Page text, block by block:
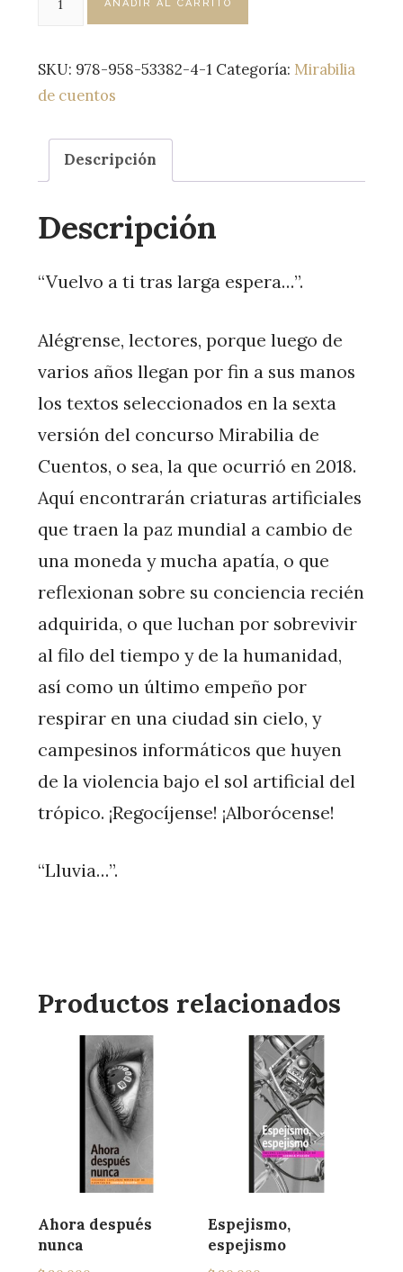
otros
lunes
AÑADIR AL CARRITO
SKU: 978-958-53382-4-1 Categoría: Mirabilia
de cuentos
Descripción
Descripción
“Vuelvo a ti tras larga espera…”.
Alégrense, lectores, porque luego de
varios años llegan por fin a sus manos
los textos seleccionados en la sexta
versión del concurso Mirabilia de
Cuentos, o sea, la que ocurrió en 2018.
Aquí encontrarán criaturas artificiales
que traen la paz mundial a cambio de
una moneda y mucha apatía, o que
reflexionan sobre su conciencia recién
adquirida, o que luchan por sobrevivir
al filo del tiempo y de la humanidad,
así como un último empeño por
respirar en una ciudad sin cielo, y
campesinos informáticos que huyen
de la violencia bajo el sol artificial del
trópico. ¡Regocíjense! ¡Alborócense!
“Lluvia…”.
Productos relacionados
Ahora después
nunca
Espejismo,
espejismo